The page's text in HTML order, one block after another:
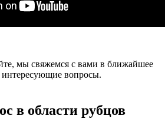
мы свяжемся с вами в ближайшее
интересующие вопросы.
в области рубцов